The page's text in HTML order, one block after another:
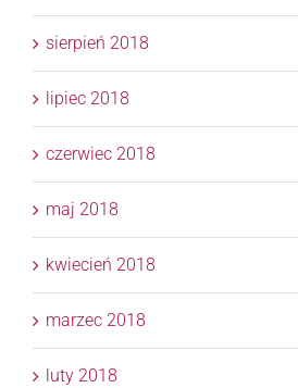
sierpień 2018
lipiec 2018
czerwiec 2018
maj 2018
kwiecień 2018
marzec 2018
luty 2018